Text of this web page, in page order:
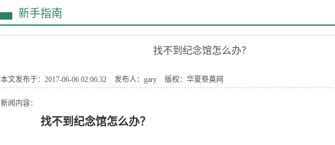
新手指南
找不到纪念馆怎么办？
本文发布于：2017-06-06 02:06:32 发布人：gary 版权：华夏祭奠网
新闻内容：
找不到纪念馆怎么办？